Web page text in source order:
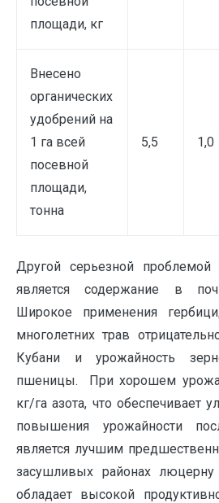
площади, кг
Внесено
органических
удобрений на
1 га всей
посевной
площади,
тонна
5,5 1,0
Другой серьезной проблемой
является содержание в
Широкое применения
многолетних трав
Кубани и урожайность
пшеницы. При хорошем
кг/га азота, что обеспечивает
повышения урожайности
является лучшим
засушливых районах
обладает высокой